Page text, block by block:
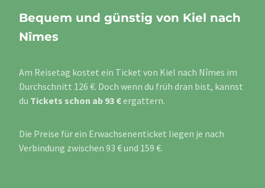
Bequem und günstig von Kiel nach
Nîmes
Am Reisetag kostet ein Ticket von Kiel nach Nîmes im
Durchschnitt 126 €. Doch wenn du früh dran bist, kannst
du Tickets schon ab 93 €ergattern.
Die Preise für ein Erwachsenenticket liegen je nach
Verbindung zwischen 93 € und 159 €.